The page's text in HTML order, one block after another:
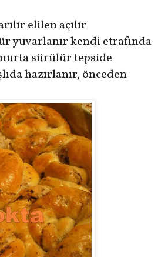
elilen açılır
yuvarlanır kendi etrafında
sürülür tepside
hazırlanır, önceden